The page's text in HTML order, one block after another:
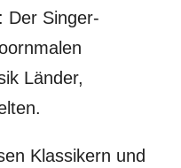
Der Singer-
Länder,
Klassikern und